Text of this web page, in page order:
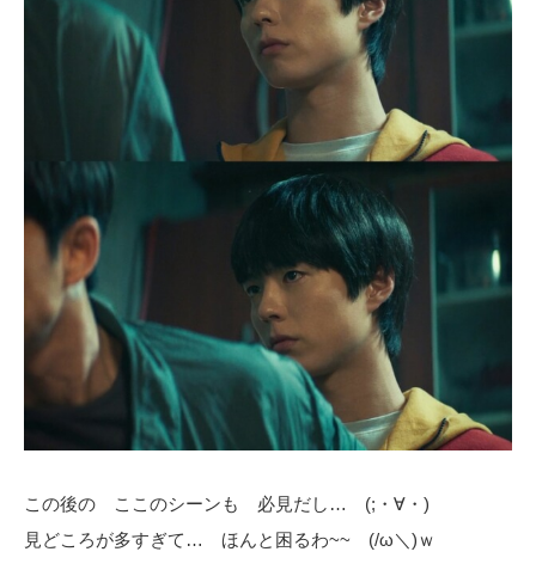
この後の ここのシーンも 必見だし… (;・∀・)
見どころが多すぎて… ほんと困るわ~~ (/ω＼)ｗ